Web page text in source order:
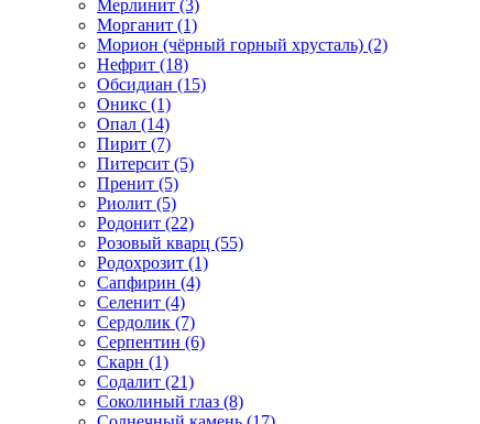
Мерлинит (3)
Морганит (1)
Морион (чёрный горный хрусталь) (2)
Нефрит (18)
Обсидиан (15)
Оникс (1)
Опал (14)
Пирит (7)
Питерсит (5)
Пренит (5)
Риолит (5)
Родонит (22)
Розовый кварц (55)
Родохрозит (1)
Сапфирин (4)
Селенит (4)
Сердолик (7)
Серпентин (6)
Скарн (1)
Содалит (21)
Соколиный глаз (8)